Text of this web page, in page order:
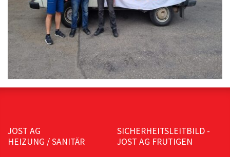
JOST AG
HEIZUNG / SANITÄR
SICHERHEITSLEITBILD -
JOST AG FRUTIGEN